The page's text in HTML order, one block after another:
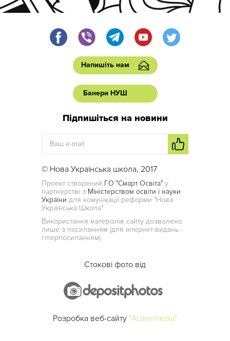
Напишіть нам
Банери НУШ
Підпишіться на новини
© Нова Українська школа, 2017
Проект створений ГО "Смарт Освіта" у
партнерстві з Міністерством освіти і науки
України для комунікації реформи "Нова
Українська Школа"
Використання матеріалів сайту дозволено
лише з посиланням (для інтернет-видань -
гіперпосиланням)
Стокові фото від
Розробка веб-сайту "Activemedia"